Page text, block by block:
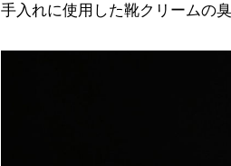
手入れに使用した靴クリームの